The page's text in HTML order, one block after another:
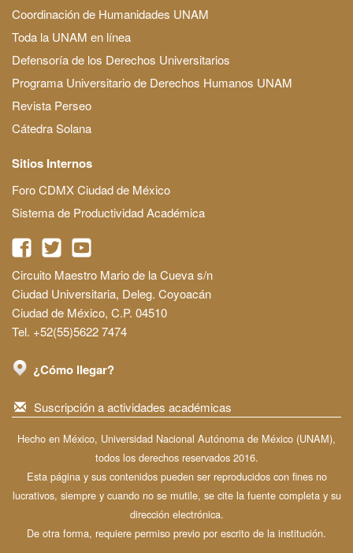
Coordinación de Humanidades UNAM
Toda la UNAM en línea
Defensoría de los Derechos Universitarios
Programa Universitario de Derechos Humanos UNAM
Revista Perseo
Cátedra Solana
Sitios Internos
Foro CDMX Ciudad de México
Sistema de Productividad Académica
Circuito Maestro Mario de la Cueva s/n
Ciudad Universitaria, Deleg. Coyoacán
Ciudad de México, C.P. 04510
Tel. +52(55)5622 7474
¿Cómo llegar?
Suscripción a actividades académicas
Hecho en México, Universidad Nacional Autónoma de México (UNAM),
todos los derechos reservados 2016.
Esta página y sus contenidos pueden ser reproducidos con fines no
lucrativos, siempre y cuando no se mutile, se cite la fuente completa y su
dirección electrónica.
De otra forma, requiere permiso previo por escrito de la institución.